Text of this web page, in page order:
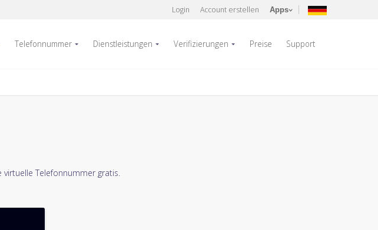
Login Account erstellen Apps
Telefonnummer Dienstleistungen Verifizierungen Preise Support
Telefonnummer gratis.